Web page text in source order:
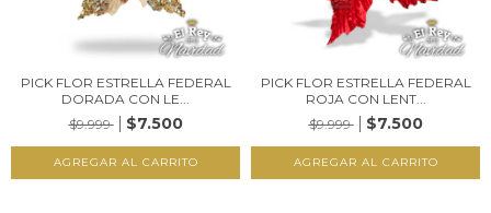
PICK FLOR ESTRELLA FEDERAL
DORADA CON LE...
$9.999
$7.500
PICK FLOR ESTRELLA FEDERAL
ROJA CON LENT...
$9.999
$7.500